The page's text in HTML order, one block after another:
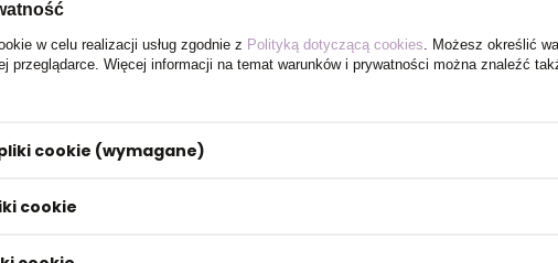
w celu realizacji usług zgodnie z Polityką dotyczącą cookies . Możesz określić
przeglądarce. Więcej informacji na temat warunków i prywatności można znaleźć
cookie (wymagane)
cookie